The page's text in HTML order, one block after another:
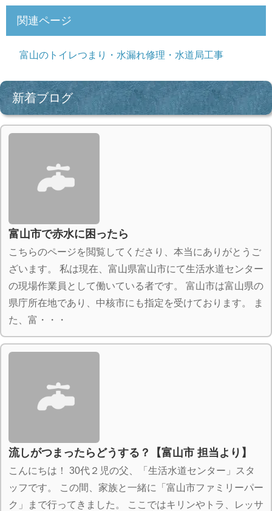
関連ページ
富山のトイレつまり・水漏れ修理・水道局工事
新着ブログ
富山市で赤水に困ったら
こちらのページを閲覧してくださり、本当にありがとうご
ざいます。 私は現在、富山県富山市にて生活水道センター
の現場作業員として働いている者です。 富山市は富山県の
県庁所在地であり、中核市にも指定を受けております。 ま
た、富・・・
流しがつまったらどうする？【富山市 担当より】
こんにちは！ 30代２児の父、「生活水道センター」スタ
ッフです。 この間、家族と一緒に「富山市ファミリーパー
ク」まで行ってきました。 ここではキリンやトラ、レッサ